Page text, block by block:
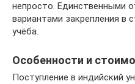
непросто. Единственными
вариантами закрепления в
учёба.
Особенности и
Поступление в индийский